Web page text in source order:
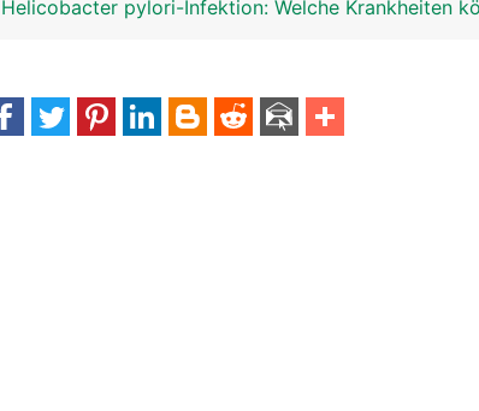
Helicobacter pylori-Infektion: Welche Krankheiten